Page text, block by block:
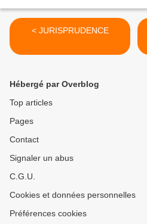
< JURISPRUDENCE
Hébergé par Overblog
Top articles
Pages
Contact
Signaler un abus
C.G.U.
Cookies et données personnelles
Préférences cookies